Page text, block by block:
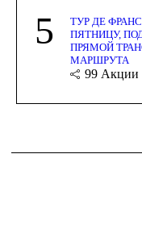
5
ТУР ДЕ
ПЯТНИЦУ,
ПРЯМОЙ
МАРШРУТА
99 Акции